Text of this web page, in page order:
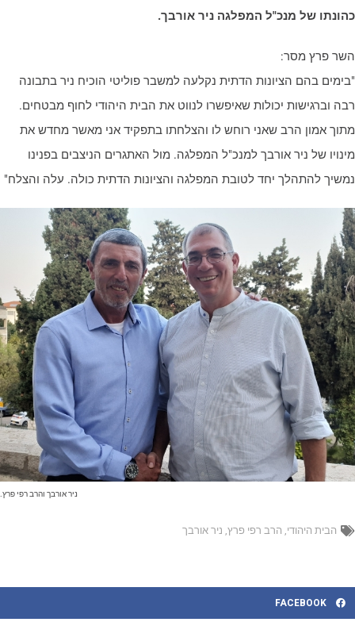
של מנכ"ל המפלגה ניר אורבך.
פרץ מסר:
בהם הציונות הדתית נקלעה למשבר פוליטי הוכיח ניר בתבונה
וברגישות יכולות שאיפשרו לנווט את הבית היהודי לחוף מבטחים.
אמון הרב שאני רוחש לו והצלחתו בתפקיד אני מאשר מחדש את
של ניר אורבך למנכ"ל המפלגה. מול האתגרים הניצבים בפנינו
להתהלך יחד לטובת המפלגה והציונות הדתית כולה. עלה והצלח"
ניר אורבך והרב רפי פרץ.
הבית היהודי,הרב רפי פרץ,ניר אורבך
FACEBOOK